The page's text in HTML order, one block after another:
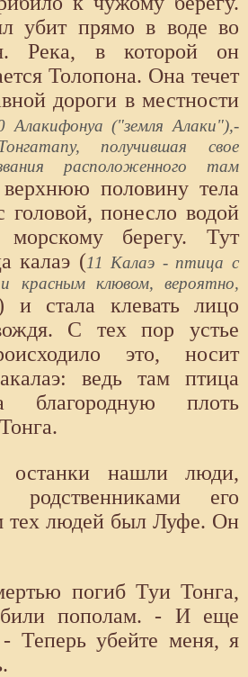
убит прямо в воде во
Река, в которой он
Толопона. Она течет
дороги в местности
Алакифонуа ("земля Алаки"),-
получившая свое
расположенного там
половину тела
головой, понесло водой
берегу. Тут
калаэ (11 Калаэ - птица с
красным клювом, вероятно,
и стала клевать лицо
С тех пор устье
это, носит
ведь там птица
благородную плоть
останки нашли люди,
родственниками его
тех людей был Луфе. Он
погиб Туи Тонга,
пополам. - И еще
Теперь убейте меня, я